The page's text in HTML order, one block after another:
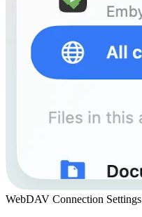
WebDAV Connection Settings